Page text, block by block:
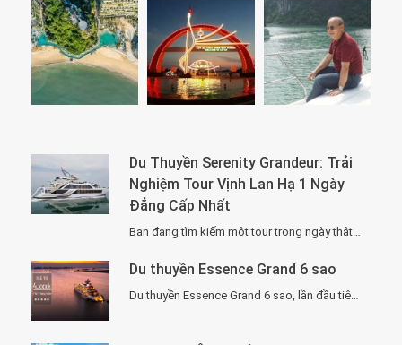
Du Thuyền Serenity Grandeur: Trải
Nghiệm Tour Vịnh Lan Hạ 1 Ngày
Đẳng Cấp Nhất
Bạn đang tìm kiếm một tour trong ngày thật “đã”, nhưng vẫn phải sang –…
Du thuyền Essence Grand 6 sao
Du thuyền Essence Grand 6 sao, lần đầu tiên xuất hiện tại Hạ Long. Với…